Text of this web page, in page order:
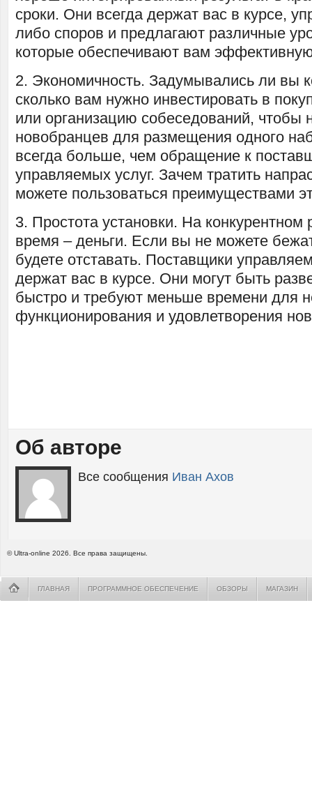
сроки. Они всегда держат вас в курсе,
либо споров и предлагают различные
которые обеспечивают вам
2. Экономичность. Задумывались ли вы
сколько вам нужно инвестировать в
или организацию собеседований, чтобы
новобранцев для размещения одного
всегда больше, чем обращение к
управляемых услуг. Зачем тратить
можете пользоваться преимуществами
3. Простота установки. На конкурентном
время – деньги. Если вы не можете
будете отставать. Поставщики
держат вас в курсе. Они могут быть
быстро и требуют меньше времени для
функционирования и удовлетворения
Об авторе
Все сообщения Иван Ахов
© Ultra-online 2026. Все права защищены.
ГЛАВНАЯ ПРОГРАММНОЕ ОБЕСПЕЧЕНИЕ ОБЗОРЫ МАГАЗИН